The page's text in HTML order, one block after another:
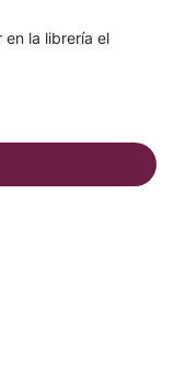
en la librería el